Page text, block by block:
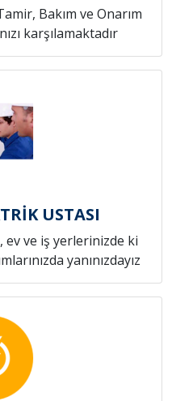
Bakım ve Onarım
karşılamaktadır
USTASI
ve iş yerlerinizde ki
yanınızdayız